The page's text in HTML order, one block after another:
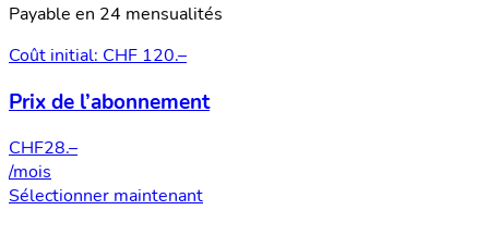
Payable en 24 mensualités
Coût initial: CHF 120.–
Prix de l’abonnement
CHF28.–
/mois
Sélectionner maintenant